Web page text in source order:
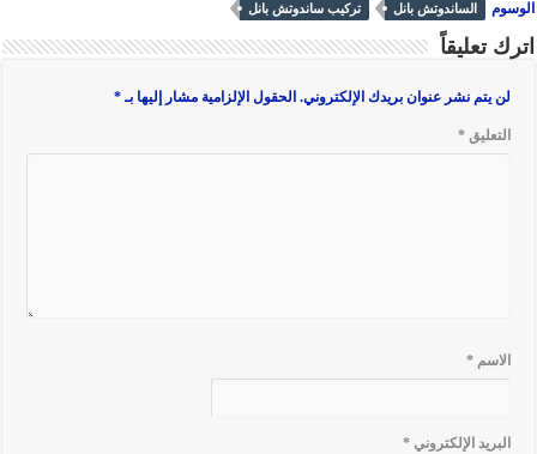
الوسوم الساندوتش بانل تركيب ساندوتش بانل
اترك تعليقاً
لن يتم نشر عنوان بريدك الإلكتروني. الحقول الإلزامية مشار إليها بـ*
التعليق*
الاسم*
البريد الإلكتروني*